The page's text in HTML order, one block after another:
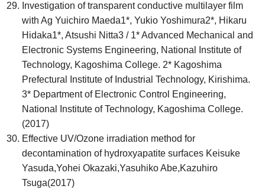
Investigation of transparent conductive multilayer film
with Ag Yuichiro Maeda1*, Yukio Yoshimura2*, Hikaru
Hidaka1*, Atsushi Nitta3 / 1* Advanced Mechanical and
Electronic Systems Engineering, National Institute of
Technology, Kagoshima College. 2* Kagoshima
Prefectural Institute of Industrial Technology, Kirishima.
3* Department of Electronic Control Engineering,
National Institute of Technology, Kagoshima College.
(2017)
Effective UV/Ozone irradiation method for
decontamination of hydroxyapatite surfaces Keisuke
Yasuda,Yohei Okazaki,Yasuhiko Abe,Kazuhiro
Tsuga(2017)